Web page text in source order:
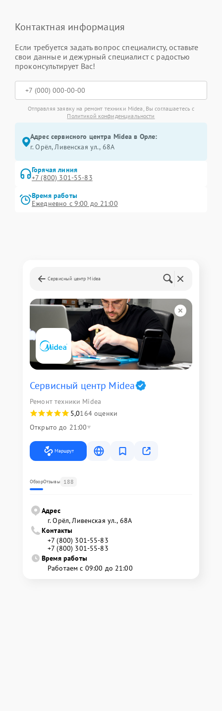
Контактная информация
Если требуется задать вопрос специалисту, оставьте
свои данные и дежурный специалист с радостью
проконсультирует Вас!
Отправляя заявку на ремонт техники Midea, Вы соглашаетесь с
Политикой конфиденциальности
Адрес сервисного центра Midea в Орле:
г. Орёл, Ливенская ул., 68А
Горячая линия
+7 (800) 301-55-83
Время работы
Ежедневно с 9:00 до 21:00
Сервисный центр Midea
Сервисный центр Midea
Ремонт техники Midea
5,0164 оценки
Открыто до 21:00
Маршрут
ОбзорОтзывы 188
Адрес
г. Орёл, Ливенская ул., 68А
Контакты
+7 (800) 301-55-83
+7 (800) 301-55-83
Время работы
Работаем с 09:00 до 21:00